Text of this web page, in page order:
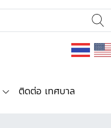
ติดต่อ เทศบาล